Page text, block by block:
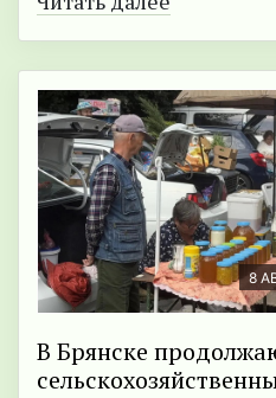
8
В Брянске